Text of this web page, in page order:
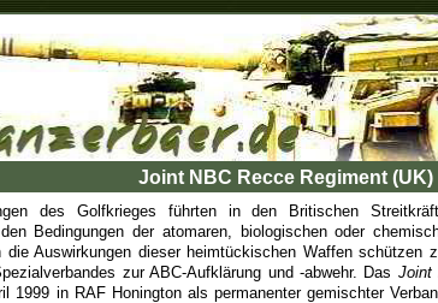
Joint NBC Recce Regiment (UK)
des Golfkrieges führten in den Britischen
Bedingungen der atomaren, biologischen oder
Auswirkungen dieser heimtückischen Waffen schützen
zur ABC-Aufklärung und -abwehr. Das Joint
1999 in RAF Honington als permanenter gemischter